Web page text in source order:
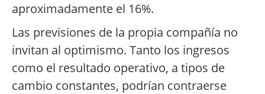
aproximadamente el 16%.
Las previsiones de la propia compañía no
invitan al optimismo. Tanto los ingresos
como el resultado operativo, a tipos de
cambio constantes, podrían contraerse